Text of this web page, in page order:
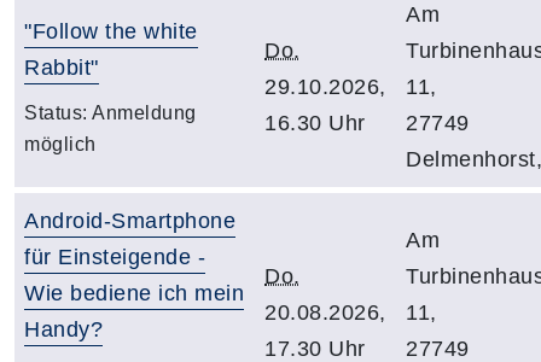
"Follow the white
Rabbit"
Status: Anmeldung
möglich
Do.
29.10.2026,
16.30 Uhr
Am
11,
27749
Delmenhorst,
Android-Smartphone
für Einsteigende -
Wie bediene ich mein
Handy?
Do.
20.08.2026,
17.30 Uhr
Am
11,
27749